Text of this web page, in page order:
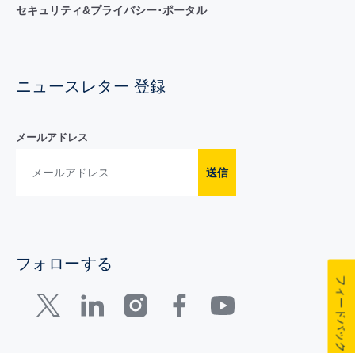
セキュリティ&プライバシー･ポータル
ニュースレター 登録
メールアドレス
送信
フォローする
フィードバック